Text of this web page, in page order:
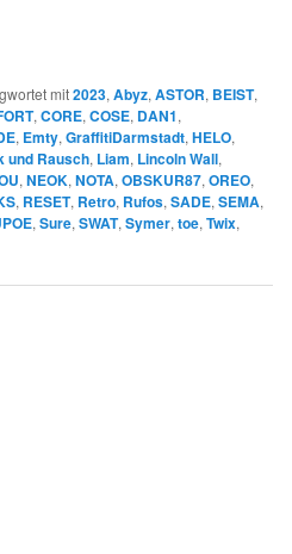
mit2023, Abyz, ASTOR, BEIST,
, CORE, COSE, DAN1,
, Emty, GraffitiDarmstadt, HELO,
und Rausch, Liam, Lincoln Wall,
, NEOK, NOTA, OBSKUR87, OREO,
, RESET, Retro, Rufos, SADE, SEMA,
, Sure, SWAT, Symer, toe, Twix,